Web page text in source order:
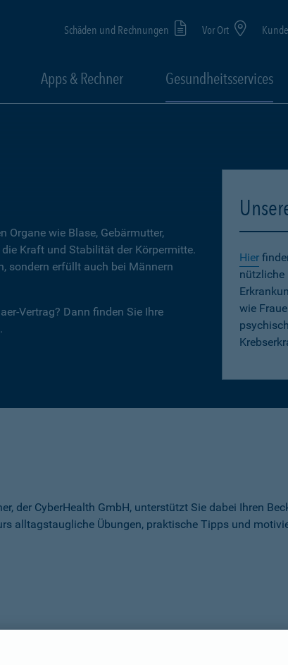
Schäden und Rechnungen Vor Ort
Apps & Rechner Gesundheitsservices
Organe wie Blase, Gebärmutter,
Kraft und Stabilität der Körpermitte.
sondern erfüllt auch bei Männern
Vertrag? Dann finden Sie Ihre
Hier
nützliche
wie
der CyberHealth GmbH, unterstützt Sie dabei Ihren
alltagstaugliche Übungen, praktische Tipps und
Stärkung des Beckenbodens sowie zum Aufbau
werden kann